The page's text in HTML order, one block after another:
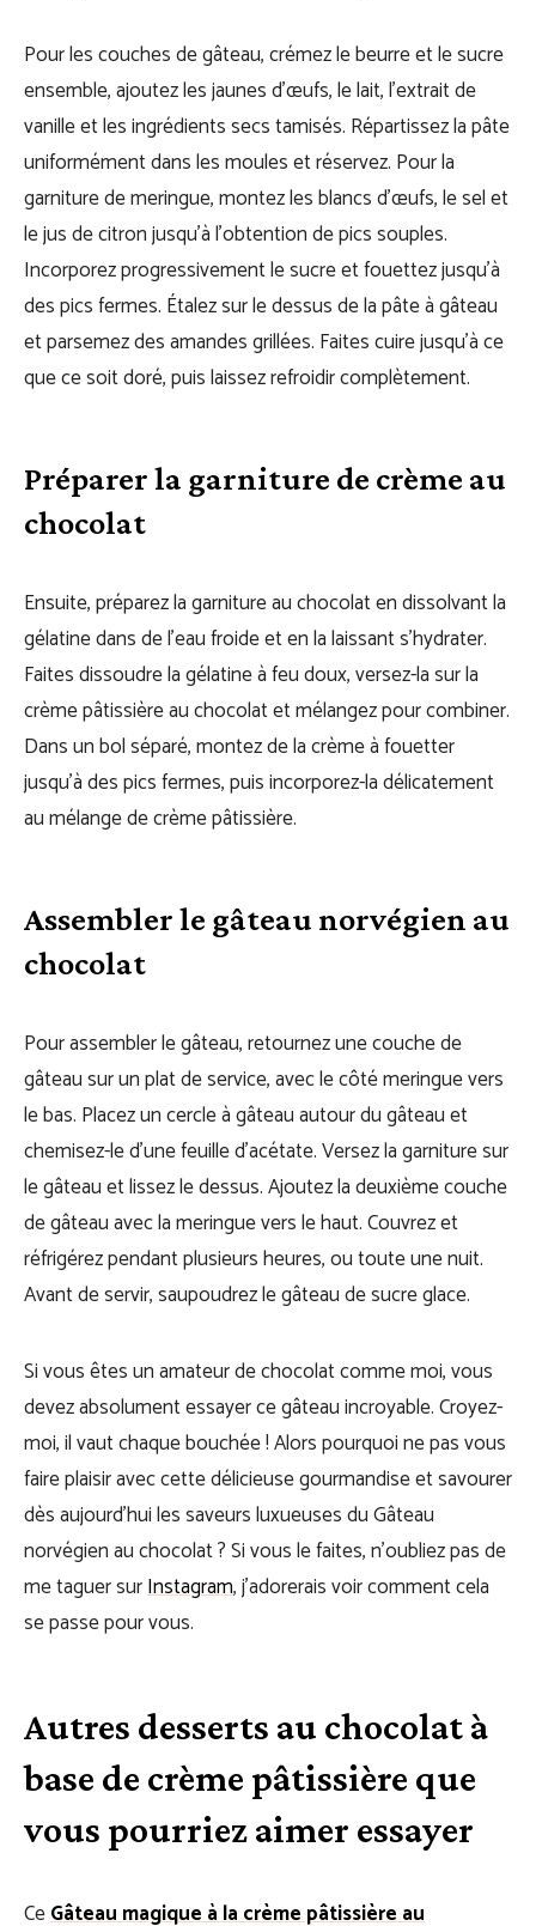
Pour les couches de gâteau, crémez le beurre et le sucre
ensemble, ajoutez les jaunes d’œufs, le lait, l’extrait de
vanille et les ingrédients secs tamisés. Répartissez la pâte
uniformément dans les moules et réservez. Pour la
garniture de meringue, montez les blancs d’œufs, le sel et
le jus de citron jusqu’à l’obtention de pics souples.
Incorporez progressivement le sucre et fouettez jusqu’à
des pics fermes. Étalez sur le dessus de la pâte à gâteau
et parsemez des amandes grillées. Faites cuire jusqu’à ce
que ce soit doré, puis laissez refroidir complètement.
Préparer la garniture de crème au
chocolat
Ensuite, préparez la garniture au chocolat en dissolvant la
gélatine dans de l’eau froide et en la laissant s’hydrater.
Faites dissoudre la gélatine à feu doux, versez-la sur la
crème pâtissière au chocolat et mélangez pour combiner.
Dans un bol séparé, montez de la crème à fouetter
jusqu’à des pics fermes, puis incorporez-la délicatement
au mélange de crème pâtissière.
Assembler le gâteau norvégien au
chocolat
Pour assembler le gâteau, retournez une couche de
gâteau sur un plat de service, avec le côté meringue vers
le bas. Placez un cercle à gâteau autour du gâteau et
chemisez-le d’une feuille d’acétate. Versez la garniture sur
le gâteau et lissez le dessus. Ajoutez la deuxième couche
de gâteau avec la meringue vers le haut. Couvrez et
réfrigérez pendant plusieurs heures, ou toute une nuit.
Avant de servir, saupoudrez le gâteau de sucre glace.
Si vous êtes un amateur de chocolat comme moi, vous
devez absolument essayer ce gâteau incroyable. Croyez-
moi, il vaut chaque bouchée ! Alors pourquoi ne pas vous
faire plaisir avec cette délicieuse gourmandise et savourer
dès aujourd’hui les saveurs luxueuses du Gâteau
norvégien au chocolat ? Si vous le faites, n’oubliez pas de
me taguer surInstagram, j’adorerais voir comment cela
se passe pour vous.
Autres desserts au chocolat à
base de crème pâtissière que
vous pourriez aimer essayer
CeGâteau magique à la crème pâtissière au